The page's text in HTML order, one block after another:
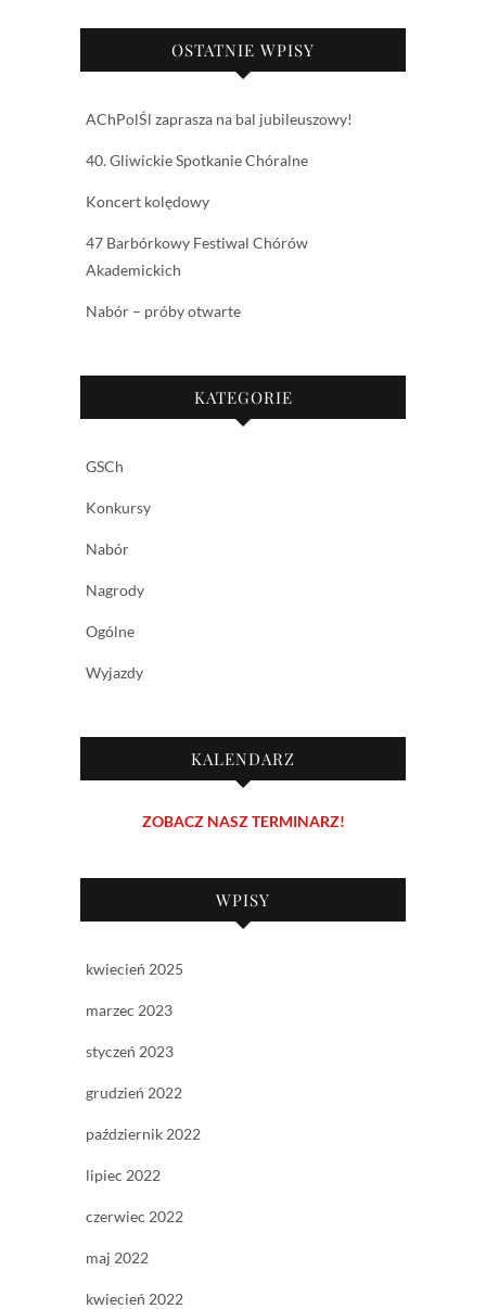
OSTATNIE WPISY
AChPolŚl zaprasza na bal jubileuszowy!
40. Gliwickie Spotkanie Chóralne
Koncert kolędowy
47 Barbórkowy Festiwal Chórów
Akademickich
Nabór – próby otwarte
KATEGORIE
GSCh
Konkursy
Nabór
Nagrody
Ogólne
Wyjazdy
KALENDARZ
ZOBACZ NASZ TERMINARZ!
WPISY
kwiecień 2025
marzec 2023
styczeń 2023
grudzień 2022
październik 2022
lipiec 2022
czerwiec 2022
maj 2022
kwiecień 2022